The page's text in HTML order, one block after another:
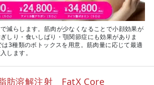
減らします。筋肉が少なくなることで小顔効果が
しり・食いしばり・顎関節症にも効果がありま
3種類のボトックスを用意。筋肉量に応じて最適
します。
肪溶解注射 FatX Core